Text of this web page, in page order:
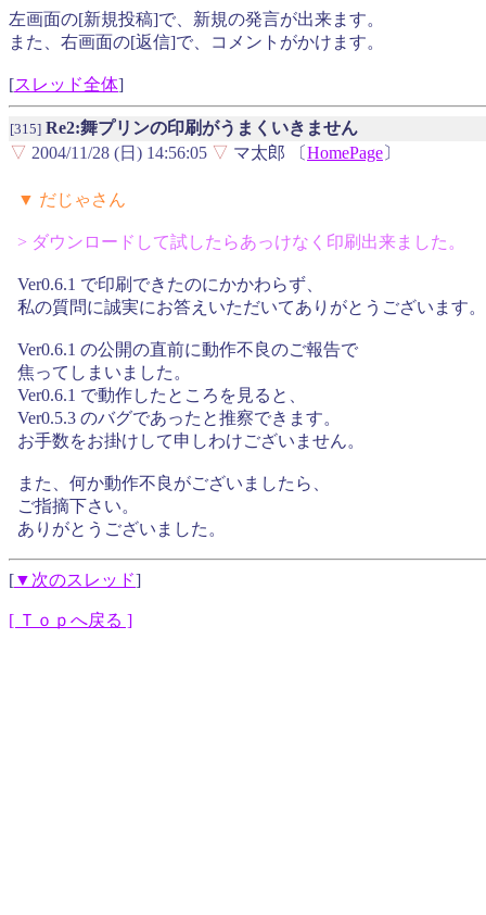
左画面の[新規投稿]で、新規の発言が出来ます。
また、右画面の[返信]で、コメントがかけます。
[スレッド全体]
[315] Re2:舞プリンの印刷がうまくいきません
▽ 2004/11/28 (日) 14:56:05 ▽ マ太郎 〔HomePage〕
▼ だじゃさん
> ダウンロードして試したらあっけなく印刷出来ました。
Ver0.6.1 で印刷できたのにかかわらず、
私の質問に誠実にお答えいただいてありがとうございます。
Ver0.6.1 の公開の直前に動作不良のご報告で
焦ってしまいました。
Ver0.6.1 で動作したところを見ると、
Ver0.5.3 のバグであったと推察できます。
お手数をお掛けして申しわけございません。
また、何か動作不良がございましたら、
ご指摘下さい。
ありがとうございました。
[▼次のスレッド]
[ Ｔｏｐへ戻る ]